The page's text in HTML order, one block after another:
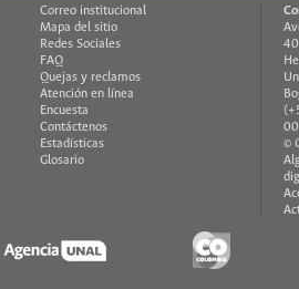
Correo institucional
Mapa del sitio
Redes Sociales
FAQ
Quejas y reclamos
Atención en línea
Encuesta
Contáctenos
Estadísticas
Glosario
©